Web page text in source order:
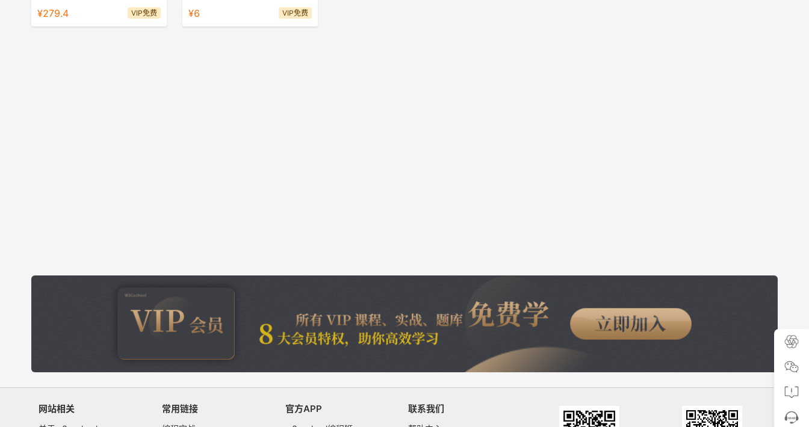
握编程语言的精髓，打造坚实开发基础
¥279.4 VIP免费
包含HTML，Python，C，JAVA，
SQL等，打开编程世界大门。
¥6 VIP免费
网站相关 常用链接 官方APP 联系我们